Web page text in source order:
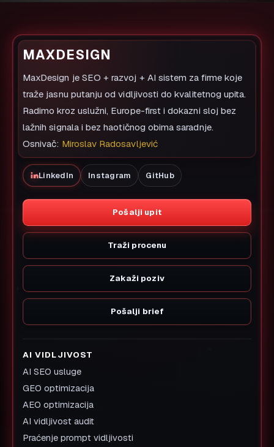
MAXDESIGN
MaxDesign je SEO + razvoj + AI sistem za firme koje
traže jasnu putanju od vidljivosti do kvalitetnog upita.
Radimo kroz uslužni, Europe-first i dokazni sloj bez
lažnih signala i bez haotičnog obima saradnje.
Osnivač: Miroslav Radosavljević
LinkedIn Instagram GitHub
Pošalji upit
Traži procenu
Zakaži poziv
Pošalji brief
AI VIDLJIVOST
AI SEO usluge
GEO optimizacija
AEO optimizacija
AI vidljivost audit
Praćenje prompt vidljivosti